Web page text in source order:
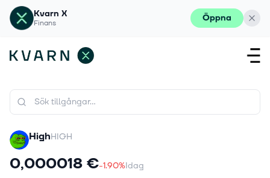
Kvarn X
Finans Öppna
HighHIGH
0,000018 €-1.90%Idag